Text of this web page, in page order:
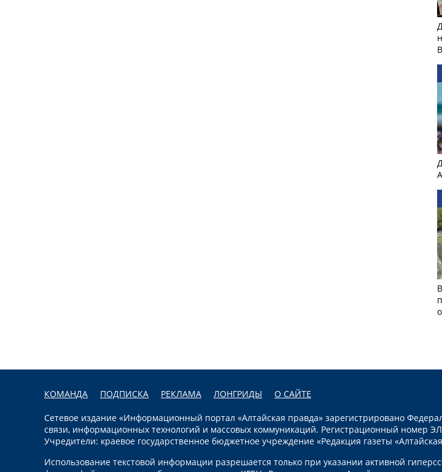
КОМАНДА ПОДПИСКА РЕКЛАМА ЛОНГРИДЫ О САЙТЕ
Сетевое издание «Информационный портал «Алтайская правда» зарегистрировано
связи, информационных технологий и массовых коммуникаций. Регистрационный номер
Учредители: краевое государственное бюджетное учреждение «Редакция газеты
Использование текстовой информации разрешается только при указании активной